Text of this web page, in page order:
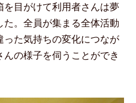
目がけて利用者さんは夢
。全員が集まる全体活動
った気持ちの変化につなが
の様子を伺うことができ